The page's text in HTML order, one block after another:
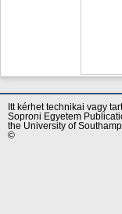
Itt kérhet technikai vagy
Soproni Egyetem
the University of
©